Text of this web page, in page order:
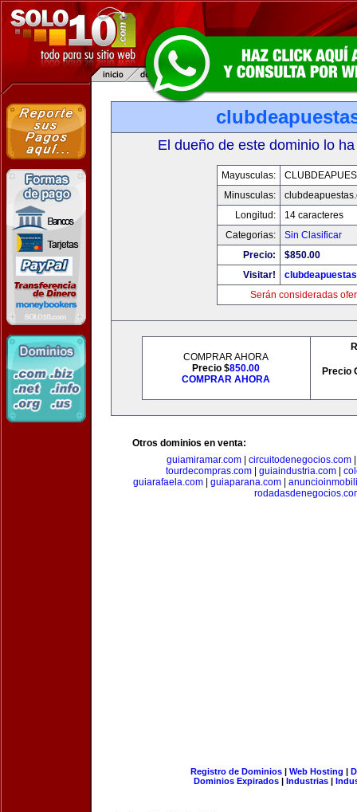
El dueño de este dominio lo
Mayusculas:
Minusculas:
Longitud:
14 caracteres
Categorias:
Sin Clasificar
Precio:
$850.00
Visitar!
Serán consideradas
COMPRAR AHORA
Precio $850.00
COMPRAR AHORA
Precio
Otros dominios en venta:
guiamiramar.com
circuitodenegocios.com
tourdecompras.com
guiaindustria.com
guiarafaela.com| guiaparana.com|
Registro de Dominios| Web Hosting |
Dominios Expirados | Industrias |